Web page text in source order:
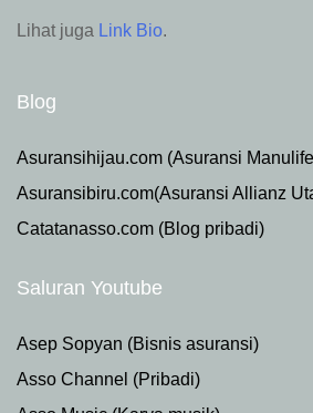
Lihat juga Link Bio.
Blog
Asuransihijau.com (Asuransi
Asuransibiru.com(Asuransi Allianz
Catatanasso.com (Blog pribadi)
Saluran Youtube
Asep Sopyan (Bisnis asuransi)
Asso Channel (Pribadi)